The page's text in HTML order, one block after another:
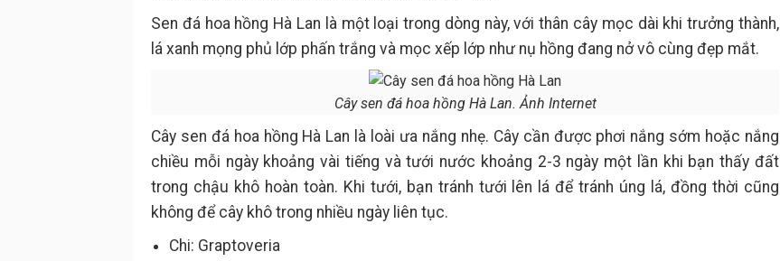
Sen đá hoa hồng Hà Lan là một loại trong dòng này, với thân cây mọc dài khi trưởng thành,
lá xanh mọng phủ lớp phấn trắng và mọc xếp lớp như nụ hồng đang nở vô cùng đẹp mắt.
Cây sen đá hoa hồng Hà Lan. Ảnh Internet
Cây sen đá hoa hồng Hà Lan là loài ưa nắng nhẹ. Cây cần được phơi nắng sớm hoặc nắng
chiều mỗi ngày khoảng vài tiếng và tưới nước khoảng 2-3 ngày một lần khi bạn thấy đất
trong chậu khô hoàn toàn. Khi tưới, bạn tránh tưới lên lá để tránh úng lá, đồng thời cũng
không để cây khô trong nhiều ngày liên tục.
Chi: Graptoveria